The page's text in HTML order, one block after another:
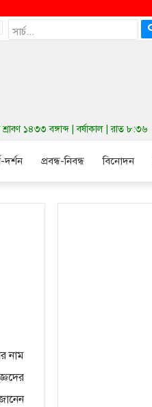
১৪৩৩ বঙ্গাব্দ | বর্ষাকাল | রাত ৮:৩৬
দর্শন প্রবন্ধ-নিবন্ধ বিনোদন
নাম